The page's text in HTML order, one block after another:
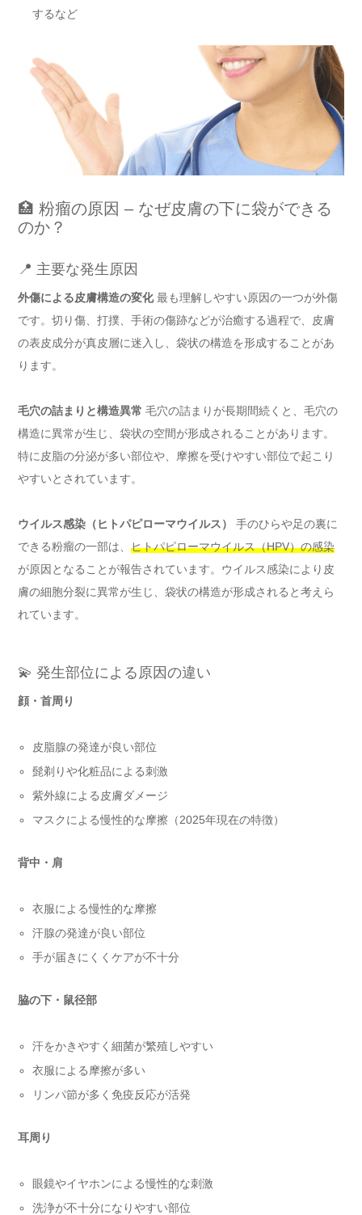
するなど
🏥 粉瘤の原因 – なぜ皮膚の下に袋ができる
のか？
📍 主要な発生原因
外傷による皮膚構造の変化最も理解しやすい原因の一つが外傷
です。切り傷、打撲、手術の傷跡などが治癒する過程で、皮膚
の表皮成分が真皮層に迷入し、袋状の構造を形成することがあ
ります。
毛穴の詰まりと構造異常 毛穴の詰まりが長期間続くと、毛穴の
構造に異常が生じ、袋状の空間が形成されることがあります。
特に皮脂の分泌が多い部位や、摩擦を受けやすい部位で起こり
やすいとされています。
ウイルス感染（ヒトパピローマウイルス）
手のひらや足の裏に
できる粉瘤の一部は、 ヒトパピローマウイルス（HPV）の感染
が原因となることが報告されています。ウイルス感染により皮
膚の細胞分裂に異常が生じ、袋状の構造が形成されると考えら
れています。
💫 発生部位による原因の違い
顔・首周り
皮脂腺の発達が良い部位
髭剃りや化粧品による刺激
紫外線による皮膚ダメージ
マスクによる慢性的な摩擦（2025年現在の特徴）
背中・肩
衣服による慢性的な摩擦
汗腺の発達が良い部位
手が届きにくくケアが不十分
脇の下・鼠径部
汗をかきやすく細菌が繁殖しやすい
衣服による摩擦が多い
リンパ節が多く免疫反応が活発
耳周り
眼鏡やイヤホンによる慢性的な刺激
洗浄が不十分になりやすい部位